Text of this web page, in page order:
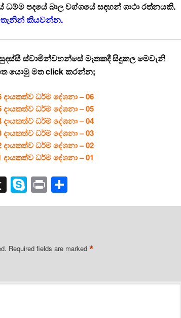
ධම්ම පදයේ බාල වග්ගයේ සඳහන් ගාථා රත්නයකි.
කියවන්න.
ස්වාමින්වහන්සේ මෑතකදී සිදුකල මෙවැනි
යොමු මත click කරන්න;
දායකත්ව ධර්ම දේශනා – 06
දායකත්ව ධර්ම දේශනා – 05
දායකත්ව ධර්ම දේශනා – 04
දායකත්ව ධර්ම දේශනා – 03
දායකත්ව ධර්ම දේශනා – 02
දායකත්ව ධර්ම දේශනා – 01
Push
to
Skype
PrintShare
Required fields are marked *